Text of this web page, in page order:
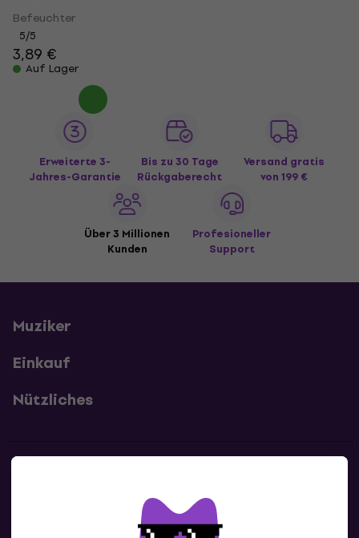
Befeuchter
5/5
3,89 €
Auf Lager
Erweiterte 3-
Jahres-Garantie
Bis zu 30 Tage
Rückgaberecht
Versand gratis
von 199 €
Über 3 Millionen
Kunden
Profesioneller
Support
Muziker
Einkauf
Nützliches
Kontaktiere uns